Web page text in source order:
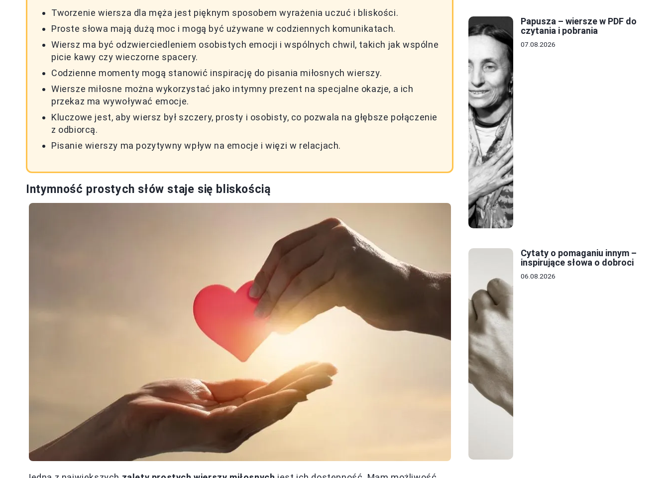
Tworzenie wiersza dla męża jest pięknym sposobem wyrażenia uczuć i bliskości.
Proste słowa mają dużą moc i mogą być używane w codziennych komunikatach.
Wiersz ma być odzwierciedleniem osobistych emocji i wspólnych chwil, takich jak wspólne
picie kawy czy wieczorne spacery.
Codzienne momenty mogą stanowić inspirację do pisania miłosnych wierszy.
Wiersze miłosne można wykorzystać jako intymny prezent na specjalne okazje, a ich
przekaz ma wywoływać emocje.
Kluczowe jest, aby wiersz był szczery, prosty i osobisty, co pozwala na głębsze połączenie
z odbiorcą.
Pisanie wierszy ma pozytywny wpływ na emocje i więzi w relacjach.
Intymność prostych słów staje się bliskością
Papusza – wiersze w PDF do
czytania i pobrania
07.08.2026
Cytaty o pomaganiu innym –
inspirujące słowa o dobroci
06.08.2026